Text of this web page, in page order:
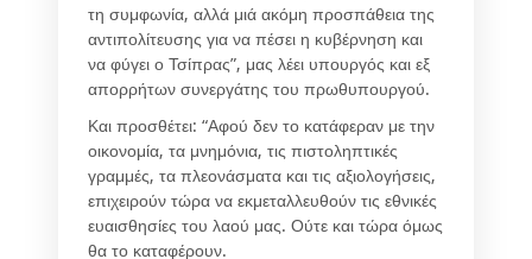
τη συμφωνία, αλλά μιά ακόμη προσπάθεια της
αντιπολίτευσης για να πέσει η κυβέρνηση και
να φύγει ο Τσίπρας”, μας λέει υπουργός και εξ
απορρήτων συνεργάτης του πρωθυπουργού.
Και προσθέτει: “Αφού δεν το κατάφεραν με την
οικονομία, τα μνημόνια, τις πιστοληπτικές
γραμμές, τα πλεονάσματα και τις αξιολογήσεις,
επιχειρούν τώρα να εκμεταλλευθούν τις εθνικές
ευαισθησίες του λαού μας. Ούτε και τώρα όμως
θα το καταφέρουν.